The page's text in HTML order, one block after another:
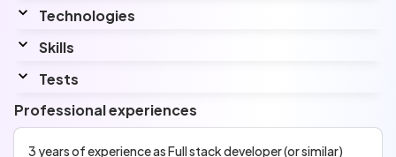
Professional experiences
3 years of experience as Full stack developer (or similar)
www.linkedin.com/in/leo-turpin/
Technologies
Skills
java, kotlin
Tests
No information has been entered for this section.